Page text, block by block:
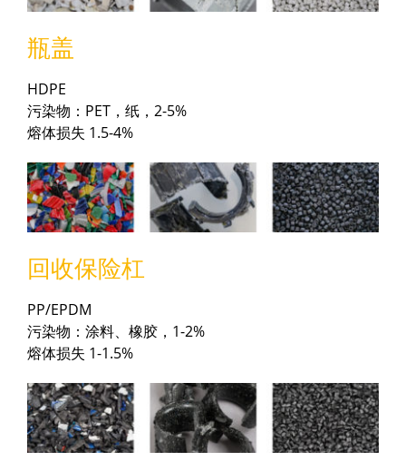
瓶盖
HDPE
污染物：PET，纸，2-5%
熔体损失 1.5-4%
回收保险杠
PP/EPDM
污染物：涂料、橡胶，1-2%
熔体损失 1-1.5%